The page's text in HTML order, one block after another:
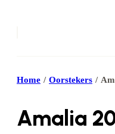
Home / Oorstekers /
Amalia